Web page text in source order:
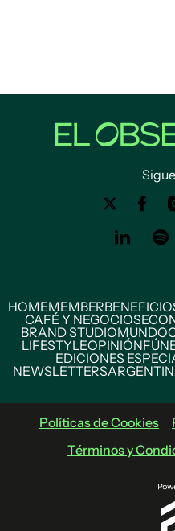
HOMEMEMBER
CAFÉ Y NEGOCIOS
BRAND STUDIOMUNDO
LIFESTYLEOPINIÓN
EDICIONES
NEWSLETTERS
Políticas de Cookies
Términos y